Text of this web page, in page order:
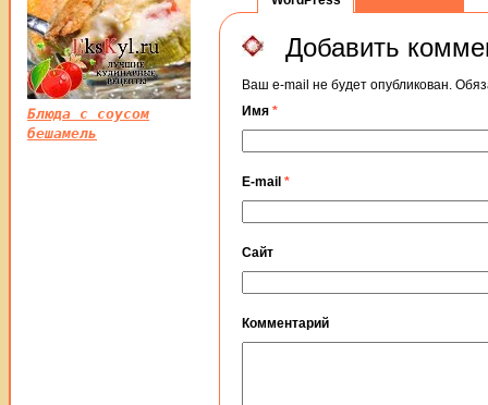
Добавить
Ваш e-mail не будет опубликован.
Имя *
E-mail *
Сайт
Комментарий
Блюда с соусом
бешамель